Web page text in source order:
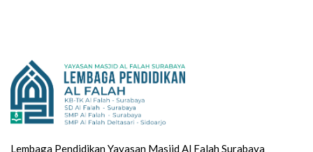
Lembaga Pendidikan Yayasan Masjid Al Falah Surabaya